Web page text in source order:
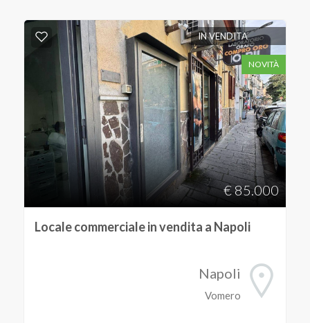
IN VENDITA
NOVITÀ
€ 85.000
Locale commerciale in vendita a Napoli
Napoli
Vomero